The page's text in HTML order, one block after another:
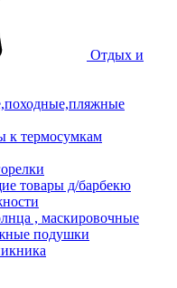
Отдых и
к термосумкам
товары д/барбекю
, маскировочные
подушки